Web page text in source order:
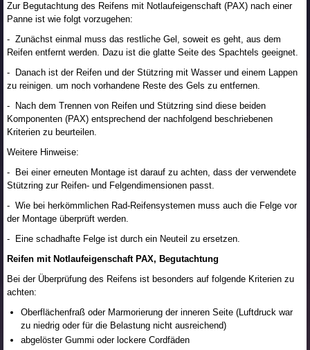
Zur Begutachtung des Reifens mit Notlaufeigenschaft (PAX) nach einer
Panne ist wie folgt vorzugehen:
- Zunächst einmal muss das restliche Gel, soweit es geht, aus dem
Reifen entfernt werden. Dazu ist die glatte Seite des Spachtels geeignet.
- Danach ist der Reifen und der Stützring mit Wasser und einem Lappen
zu reinigen. um noch vorhandene Reste des Gels zu entfernen.
- Nach dem Trennen von Reifen und Stützring sind diese beiden
Komponenten (PAX) entsprechend der nachfolgend beschriebenen
Kriterien zu beurteilen.
Weitere Hinweise:
- Bei einer erneuten Montage ist darauf zu achten, dass der verwendete
Stützring zur Reifen- und Felgendimensionen passt.
- Wie bei herkömmlichen Rad-Reifensystemen muss auch die Felge vor
der Montage überprüft werden.
- Eine schadhafte Felge ist durch ein Neuteil zu ersetzen.
Reifen mit Notlaufeigenschaft PAX, Begutachtung
Bei der Überprüfung des Reifens ist besonders auf folgende Kriterien zu
achten:
Oberflächenfraß oder Marmorierung der inneren Seite (Luftdruck war
zu niedrig oder für die Belastung nicht ausreichend)
abgelöster Gummi oder lockere Cordfäden